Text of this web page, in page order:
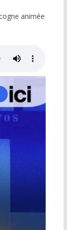
animée